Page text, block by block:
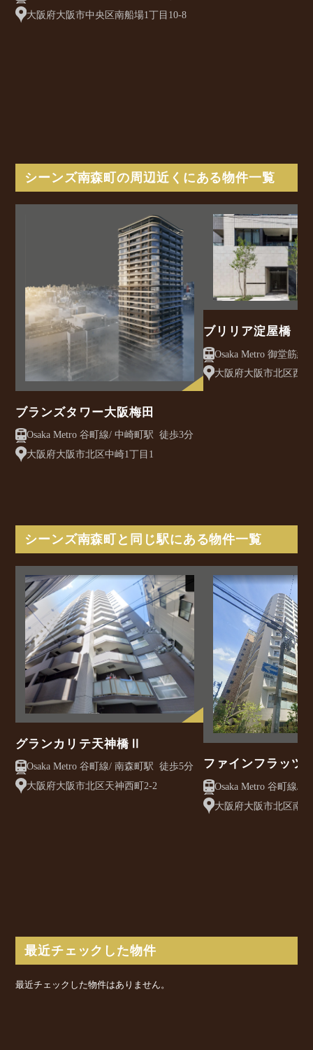
大阪府大阪市中央区南船場1丁目10-8
シーンズ南森町の周辺近くにある物件一覧
ブランズタワー大阪梅田
Osaka Metro 谷町線/ 中崎町駅 徒歩3分
大阪府大阪市北区中崎1丁目1
ブリリア淀屋橋
大阪府大阪市北区西
シーンズ南森町と同じ駅にある物件一覧
グランカリテ天神橋Ⅱ
Osaka Metro 谷町線/ 南森町駅 徒歩5分
大阪府大阪市北区天神西町2-2
ファインフラッツ
大阪府大阪市北区南
最近チェックした物件
最近チェックした物件はありません。